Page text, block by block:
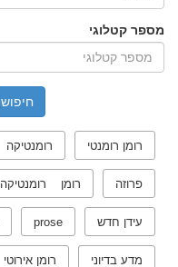
מספר קטלוגי
רומן רומנטי רומנטיקה
פרוזה רומן רומנטיקה
עידן חדש prose
מדע בדיוני רומן אירוטי